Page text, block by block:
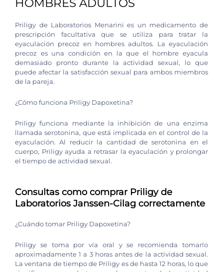
HOMBRES ADULTOS
Priligy de Laboratorios Menarini es un medicamento de
prescripción facultativa que se utiliza para tratar la
eyaculación precoz en hombres adultos. La eyaculación
precoz es una condición en la que el hombre eyacula
demasiado pronto durante la actividad sexual, lo que
puede afectar la satisfacción sexual para ambos miembros
de la pareja.
¿Cómo funciona Priligy Dapoxetina?
Priligy funciona mediante la inhibición de una enzima
llamada serotonina, que está implicada en el control de la
eyaculación. Al reducir la cantidad de serotonina en el
cuerpo, Priligy ayuda a retrasar la eyaculación y prolongar
el tiempo de actividad sexual.
Consultas como comprar Priligy de
Laboratorios Janssen-Cilag correctamente
¿Cuándo tomar Priligy Dapoxetina?
Priligy se toma por vía oral y se recomienda tomarlo
aproximadamente 1 a 3 horas antes de la actividad sexual.
La ventana de tiempo de Priligy es de hasta 12 horas, lo que